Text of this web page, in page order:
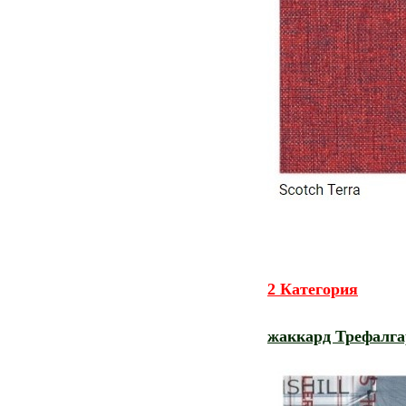
2 Категория
жаккард